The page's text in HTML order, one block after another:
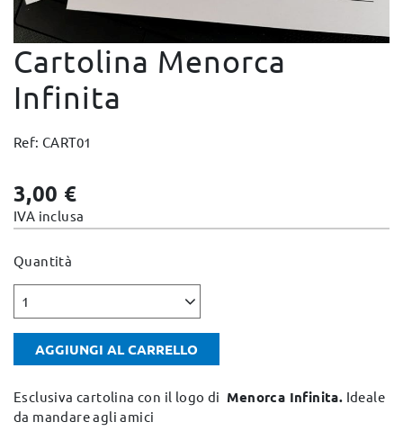
Cambi e Resi
Condizioni e Garanzie
Pagamento sicuro
Politica sulla privacy
Mappa del sito
Cartolina Menorca
Infinita
Ref: CART01
3,00 €
IVA inclusa
Quantità
1
AGGIUNGI AL CARRELLO
Esclusiva cartolina con il logo di Menorca Infinita. Ideale
da mandare agli amici